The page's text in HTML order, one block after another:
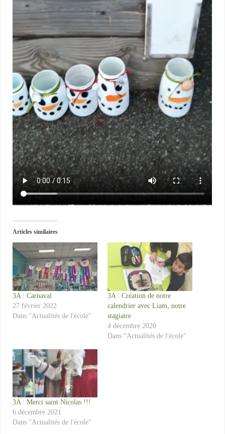
Articles similaires
3A : Carnaval
27 février 2022
Dans "Actualités de l'école"
3A : Création de notre
calendrier avec Liam, notre
stagiaire
4 décembre 2020
Dans "Actualités de l'école"
3A : Merci saint Nicolas !!!
6 décembre 2021
Dans "Actualités de l'école"